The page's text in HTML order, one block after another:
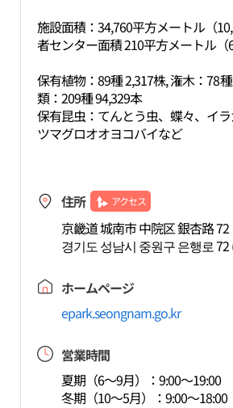
施設面積：34,760平方メートル（
者センター面積 210平方メートル（
保有植物：89種 2,317株, 潅木：78
類：209種 94,329本
保有昆虫：てんとう虫、蝶々、イラ
ツマグロオオヨコバイなど
住所 アクセス
京畿道 城南市 中院区 銀杏路 72
경기도 성남시 중원구 은행로 72
ホームページ
epark.seongnam.go.kr
営業時間
夏期（6～9月）：9:00～19:00
冬期（10～5月）：9:00～18:00